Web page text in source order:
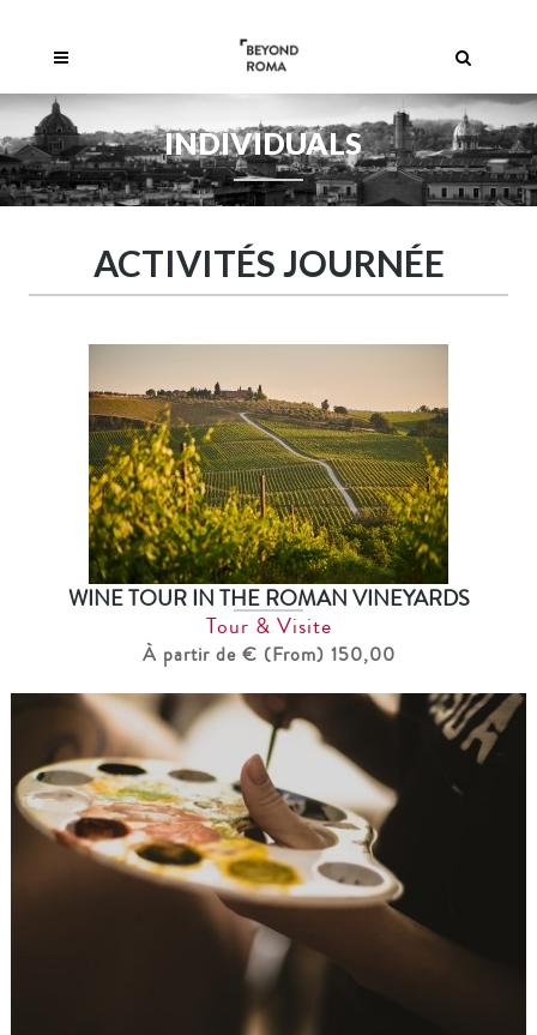
INDIVIDUALS
ACTIVITÉS JOURNÉE
WINE TOUR IN THE ROMAN VINEYARDS
Tour & Visite
À partir de € (From) 150,00